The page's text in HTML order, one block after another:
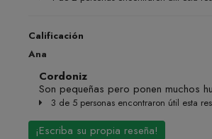
Calificación
Ana
Cordoniz
Son pequeñas pero ponen muchos
3 de 5 personas encontraron útil esta
¡Escriba su propia reseña!